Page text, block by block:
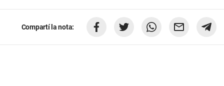
Compartí la nota: